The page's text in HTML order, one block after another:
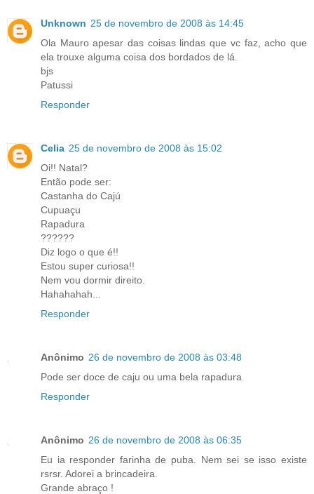
Unknown 25 de novembro de 2008 às 14:45
Ola Mauro apesar das coisas lindas que vc faz, acho que
ela trouxe alguma coisa dos bordados de lá.
bjs
Patussi
Responder
Celia 25 de novembro de 2008 às 15:02
Oi!! Natal?
Então pode ser:
Castanha do Cajú
Cupuaçu
Rapadura
??????
Diz logo o que é!!
Estou super curiosa!!
Nem vou dormir direito.
Hahahahah...
Responder
Anônimo 26 de novembro de 2008 às 03:48
Pode ser doce de caju ou uma bela rapadura
Responder
Anônimo 26 de novembro de 2008 às 06:35
Eu ia responder farinha de puba. Nem sei se isso existe
rsrsr. Adorei a brincadeira.
Grande abraço !